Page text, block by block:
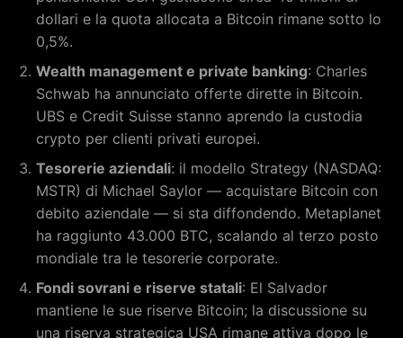
dollari e la quota allocata a Bitcoin rimane sotto lo
0,5%.
Wealth management e private banking: Charles
Schwab ha annunciato offerte dirette in Bitcoin.
UBS e Credit Suisse stanno aprendo la custodia
crypto per clienti privati europei.
Tesorerie aziendali: il modello Strategy (NASDAQ:
MSTR) di Michael Saylor — acquistare Bitcoin con
debito aziendale — si sta diffondendo. Metaplanet
ha raggiunto 43.000 BTC, scalando al terzo posto
mondiale tra le tesorerie corporate.
Fondi sovrani e riserve statali: El Salvador
mantiene le sue riserve Bitcoin; la discussione su
una riserva strategica USA rimane attiva dopo le